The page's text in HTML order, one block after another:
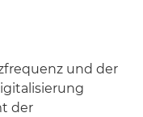
und der
der